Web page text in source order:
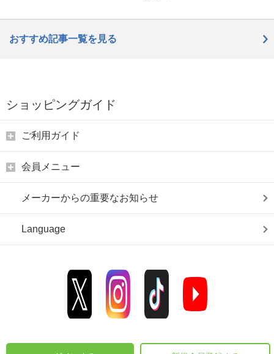
おすすめ記事一覧を見る
ショッピングガイド
ご利用ガイド
会員メニュー
メーカーからの重要なお知らせ
Language